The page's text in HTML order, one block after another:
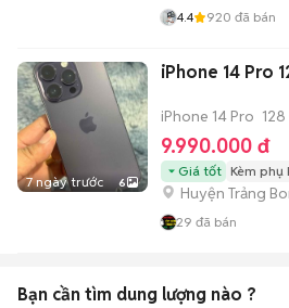
4.4 920 đã bán
7 ngày trước 6
iPhone 14 Pro
iPhone 14 Pro 128
9.990.000 đ
Giá tốt Kèm phụ
Huyện Trảng
29 đã bán
Bạn cần tìm dung lượng nào ?